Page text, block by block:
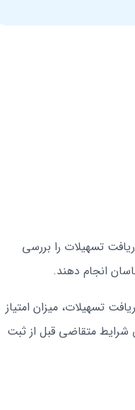
تسهیلات را بررسی
انجام دهند.
تسهیلات، میزان امتیاز
شرایط متقاضی قبل از ثبت